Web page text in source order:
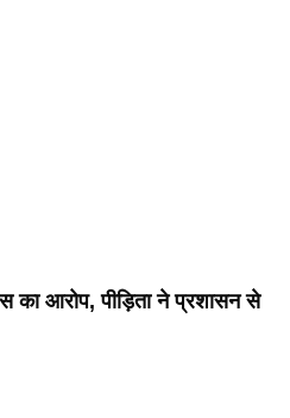
का आरोप, पीड़िता ने प्रशासन से